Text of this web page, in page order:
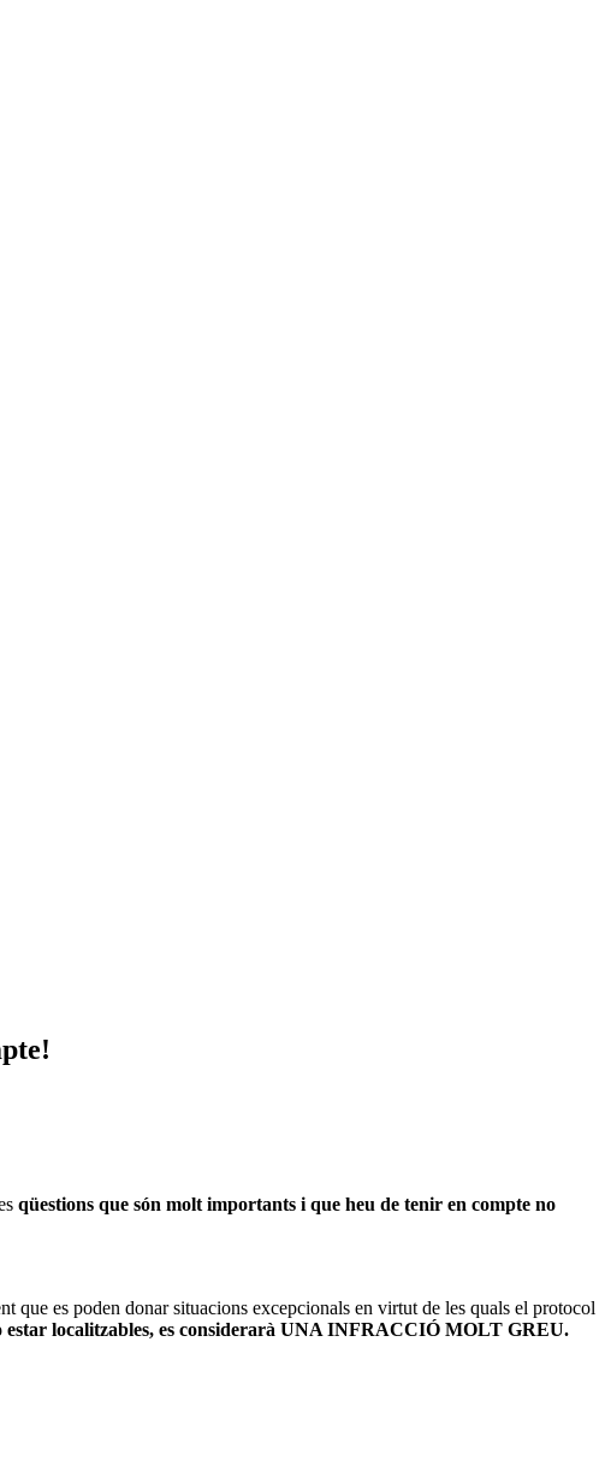
qüestions que són molt importants i que heu de tenir en compte no
que es poden donar situacions excepcionals en virtut de les quals el protocol
estar localitzables, es considerarà UNA INFRACCIÓ MOLT GREU.